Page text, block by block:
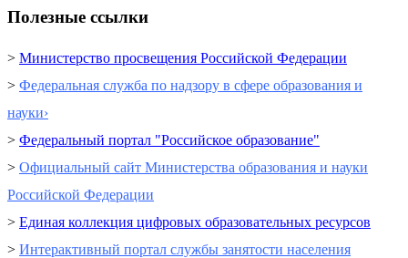
Полезные ссылки
> Министерство просвещения Российской Федерации
> Федеральная служба по надзору в сфере образования и
науки›
> Федеральный портал "Российское образование"
> Официальный сайт Министерства образования и науки
Российской Федерации
> Единая коллекция цифровых образовательных ресурсов
> Интерактивный портал cлужбы занятости населения